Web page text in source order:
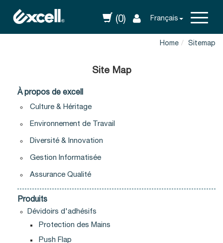
(0) Français
Home Sitemap
Site Map
À propos de excell
Culture & Héritage
Environnement de Travail
Diversité & Innovation
Gestion Informatisée
Assurance Qualité
Produits
Dévidoirs d'adhésifs
Protection des Mains
Push Flap